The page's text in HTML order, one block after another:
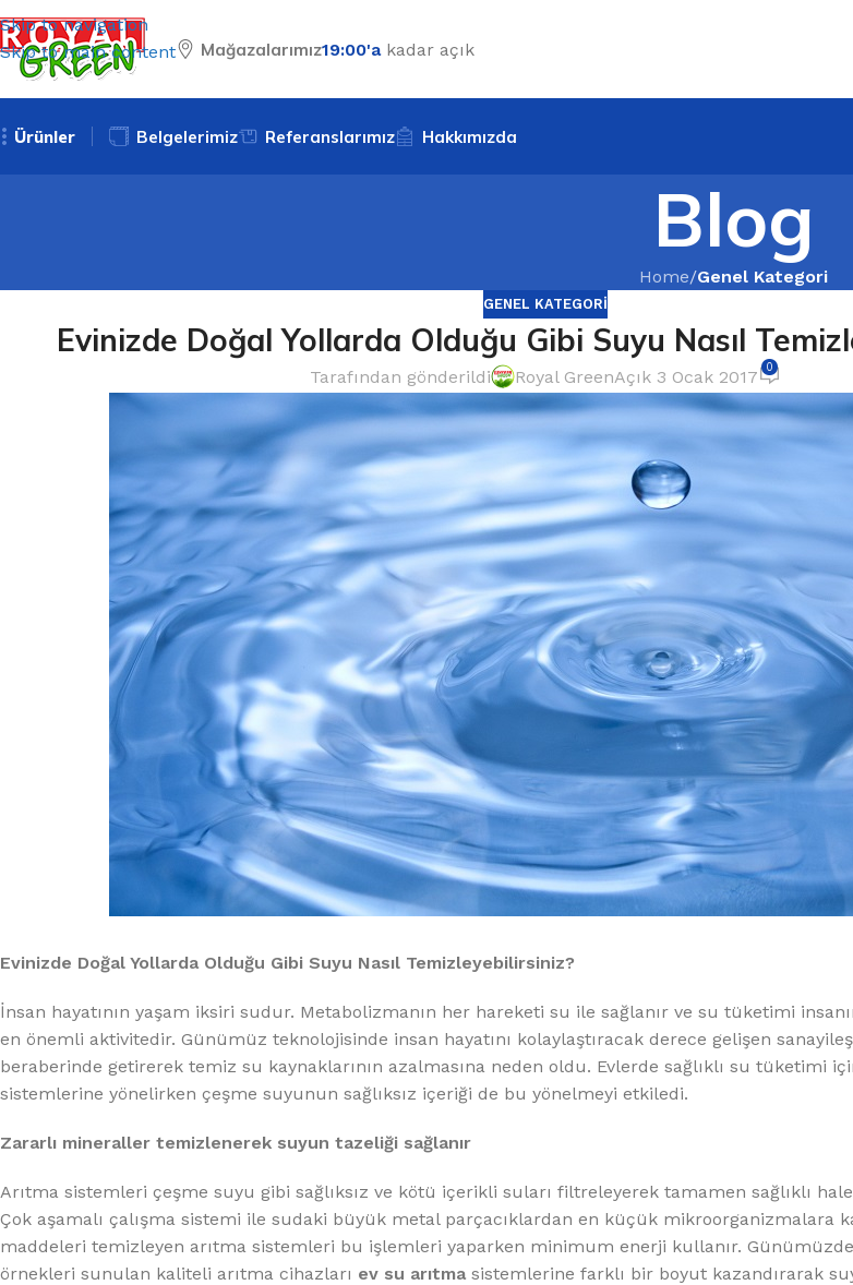
Skip to navigation
Skip to main content
Mağazalarımız19:00'a kadar açık
Ürünler
Lux Plus Serisi
Ev tipi su arıtma cihazları
%10 INDIRIM
Softlime Serisi
Evtipi su arıtma cihazları
Belgelerimiz Referanslarımız Hakkımızda
Blog
Home/Genel Kategori
GENEL KATEGORI
Evinizde Doğal Yollarda Olduğu Gibi Suyu Nasıl
Tarafından gönderildi Royal GreenAçık 3 Ocak 2017 0
Evinizde Doğal Yollarda Olduğu Gibi Suyu Nasıl Temizleyebilirsiniz?
İnsan hayatının yaşam iksiri sudur. Metabolizmanın her hareketi su ile sağlanır ve su tüketimi
en önemli aktivitedir. Günümüz teknolojisinde insan hayatını kolaylaştıracak derece gelişen
beraberinde getirerek temiz su kaynaklarının azalmasına neden oldu. Evlerde sağlıklı su tüketimi
sistemlerine yönelirken çeşme suyunun sağlıksız içeriği de bu yönelmeyi etkiledi.
Zararlı mineraller temizlenerek suyun tazeliği sağlanır
Arıtma sistemleri çeşme suyu gibi sağlıksız ve kötü içerikli suları filtreleyerek tamamen sağlıklı
Çok aşamalı çalışma sistemi ile sudaki büyük metal parçacıklardan en küçük mikroorganizmalara
maddeleri temizleyen arıtma sistemleri bu işlemleri yaparken minimum enerji kullanır. Günümüzde
örnekleri sunulan kaliteli arıtma cihazları ev su arıtma sistemlerine farklı bir boyut kazandırarak